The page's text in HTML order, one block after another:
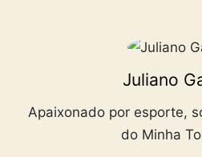
Juliano
Apaixonado por esporte,
do Minha